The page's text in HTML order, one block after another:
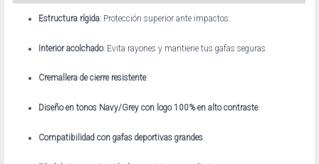
Estructura rígida: Protección superior ante impactos.
Interior acolchado: Evita rayones y mantiene tus gafas seguras.
Cremallera de cierre resistente.
Diseño en tonos Navy/Grey con logo 100% en alto contraste.
Compatibilidad con gafas deportivas grandes.